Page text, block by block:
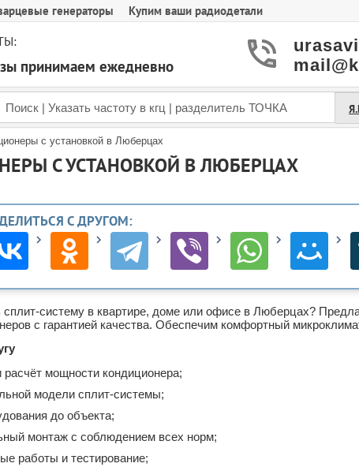
генераторы Купим ваши радиодетали
принимаем ежедневно
с установкой в Люберцах
С УСТАНОВКОЙ В ЛЮБЕРЦАХ
С ДРУГОМ:
сплит‑систему в квартире, доме или офисе в Люберцах?
с гарантией качества. Обеспечим комфортный
расчёт мощности кондиционера;
модели сплит‑системы;
до объекта;
монтаж с соблюдением всех норм;
работы и тестирование;